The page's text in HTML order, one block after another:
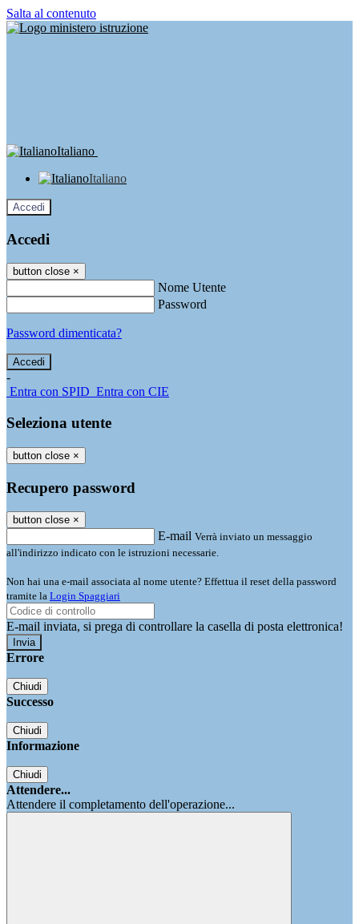
Salta al contenuto
Italiano
Italiano
Accedi
Accedi
button close ×
Nome Utente
Password
Password dimenticata?
-
Entra con SPID Entra con CIE
Seleziona utente
button close ×
Recupero password
button close ×
E-mail Verrà inviato un messaggio
all'indirizzo indicato con le istruzioni necessarie.
Non hai una e-mail associata al nome utente? Effettua il reset della password
tramite la Login Spaggiari
E-mail inviata, si prega di controllare la casella di posta elettronica!
Errore
Chiudi
Successo
Chiudi
Informazione
Chiudi
Attendere...
Attendere il completamento dell'operazione...